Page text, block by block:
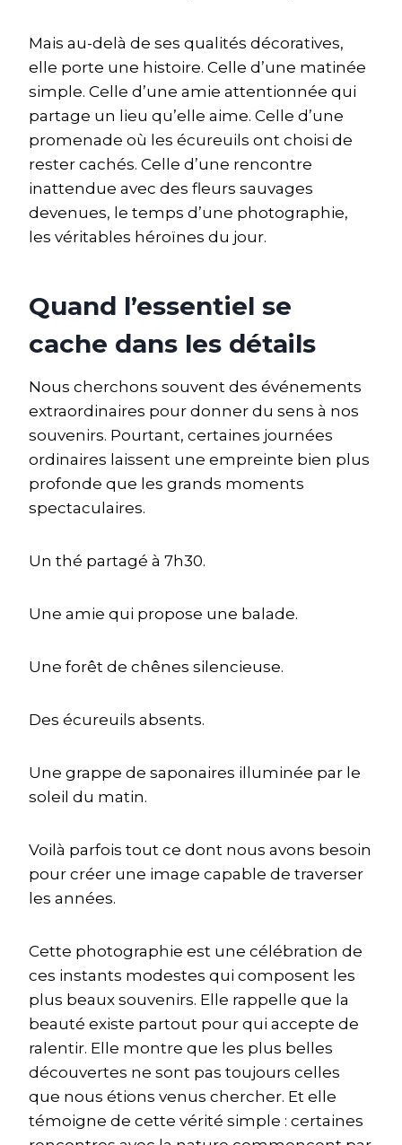
Mais au-delà de ses qualités décoratives,
elle porte une histoire. Celle d’une matinée
simple. Celle d’une amie attentionnée qui
partage un lieu qu’elle aime. Celle d’une
promenade où les écureuils ont choisi de
rester cachés. Celle d’une rencontre
inattendue avec des fleurs sauvages
devenues, le temps d’une photographie,
les véritables héroïnes du jour.
Quand l’essentiel se
cache dans les détails
Nous cherchons souvent des événements
extraordinaires pour donner du sens à nos
souvenirs. Pourtant, certaines journées
ordinaires laissent une empreinte bien plus
profonde que les grands moments
spectaculaires.
Un thé partagé à 7h30.
Une amie qui propose une balade.
Une forêt de chênes silencieuse.
Des écureuils absents.
Une grappe de saponaires illuminée par le
soleil du matin.
Voilà parfois tout ce dont nous avons besoin
pour créer une image capable de traverser
les années.
Cette photographie est une célébration de
ces instants modestes qui composent les
plus beaux souvenirs. Elle rappelle que la
beauté existe partout pour qui accepte de
ralentir. Elle montre que les plus belles
découvertes ne sont pas toujours celles
que nous étions venus chercher. Et elle
témoigne de cette vérité simple : certaines